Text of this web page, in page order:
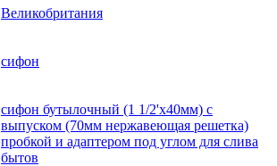
Великобритания
сифон
сифон бутылочный (1 1/2'х40мм) с
выпуском (70мм нержавеющая решетка)
пробкой и адаптером под углом для слива
бытов